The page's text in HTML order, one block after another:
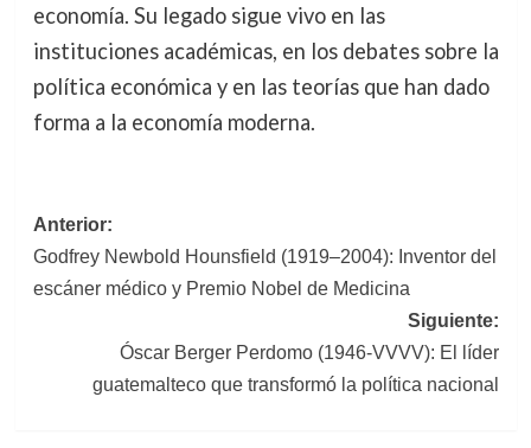
economía. Su legado sigue vivo en las
instituciones académicas, en los debates sobre la
política económica y en las teorías que han dado
forma a la economía moderna.
Navegación
de
Anterior:
Godfrey Newbold Hounsfield (1919–2004): Inventor del
escáner médico y Premio Nobel de Medicina
Siguiente:
Óscar Berger Perdomo (1946-VVVV): El líder
guatemalteco que transformó la política nacional